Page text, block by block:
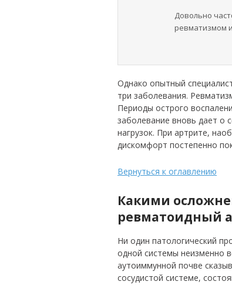
Довольно
ревматизмом
Однако опытный
три заболевания.
Периоды острого
заболевание вновь дает о
нагрузок. При артрите,
дискомфорт постепенно
Вернуться к оглавлению
Какими
ревматоидный
Ни один патологический
одной системы неизменно
аутоиммунной почве
сосудистой системе,